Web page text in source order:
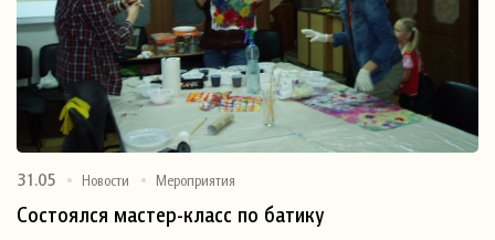
31.05 Новости Мероприятия
Состоялся мастер-класс по батику